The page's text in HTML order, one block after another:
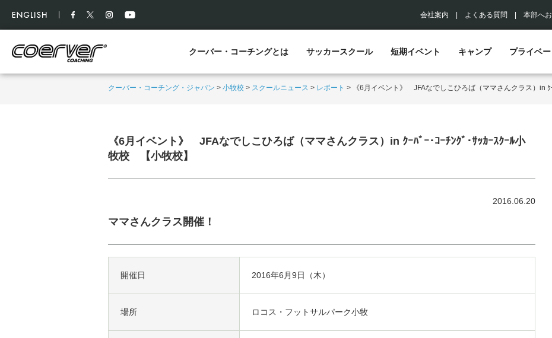
会社案内 よくある質問 本部へ
クーバー・コーチングとは サッカースクール 短期イベント キャンプ プライベ
クーバー・コーチング・ジャパン > 小牧校 > スクールニュース > レポート > 《6月イベント》 JFAなでしこひろば（ママさんクラス）in ｸ
《6月イベント》 JFAなでしこひろば（ママさんクラス）in ｸｰﾊﾞｰ･ｺｰﾁﾝｸﾞ･ｻｯｶｰｽｸｰﾙ小
牧校 【小牧校】
2016.06.20
ママさんクラス開催！
開催日 2016年6月9日（木）
場所 ロコス・フットサルパーク小牧